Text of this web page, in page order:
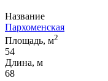
Название
Пархоменская
Площадь, м2
54
Длина, м
68